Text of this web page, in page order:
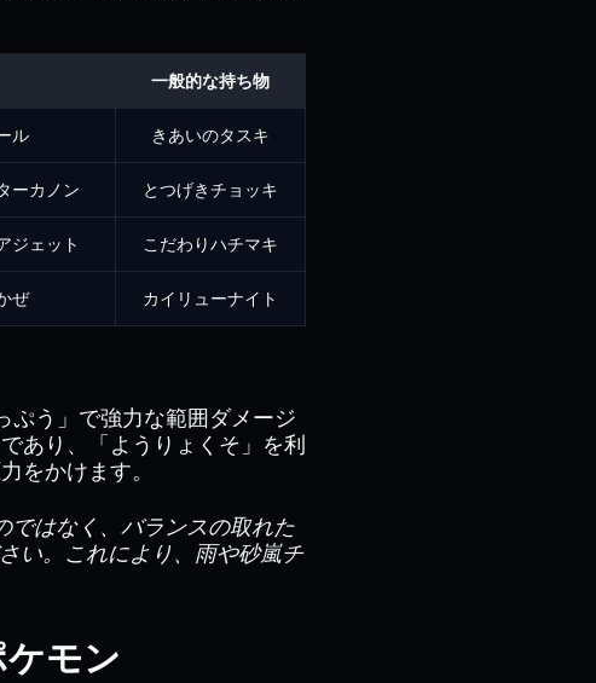
一般的な持ち物
ル きあいのタスキ
ーカノン とつげきチョッキ
ジェット こだわりハチマキ
ぜ カイリューナイト
ぷう」で強力な範囲ダメージ
あり、「ようりょくそ」を利
をかけます。
ではなく、バランスの取れた
い。これにより、雨や砂嵐チ
モン